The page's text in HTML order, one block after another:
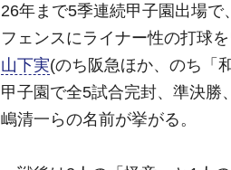
26年まで5季連続甲子園出場
フェンスにライナー性の打球
山下実(のち阪急ほか、のち「
甲子園で全5試合完封、準決勝
嶋清一らの名前が挙がる。